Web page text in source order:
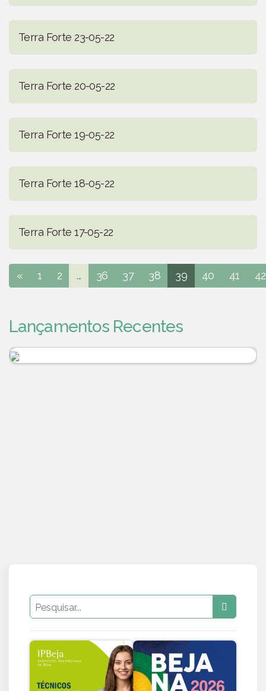
Terra Forte 23-05-22
Terra Forte 20-05-22
Terra Forte 19-05-22
Terra Forte 18-05-22
Terra Forte 17-05-22
« 1 2 ... 36 37 38 39 40 41 42
Lançamentos Recentes